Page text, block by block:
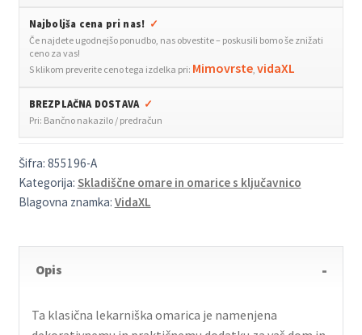
Najboljša cena pri nas! ✓
Če najdete ugodnejšo ponudbo, nas obvestite – poskusili bomo še znižati
ceno za vas!
S klikom preverite ceno tega izdelka pri: Mimovrste, vidaXL
BREZPLAČNA DOSTAVA ✓
Pri: Bančno nakazilo / predračun
Šifra: 855196-A
Kategorija: Skladiščne omare in omarice s ključavnico
Blagovna znamka: VidaXL
Opis
Ta klasična lekarniška omarica je namenjena